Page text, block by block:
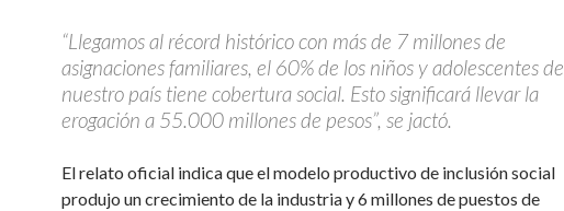
“Llegamos al récord histórico con más de 7 millones de
asignaciones familiares, el 60% de los niños y adolescentes de
nuestro país tiene cobertura social. Esto significará llevar la
erogación a 55.000 millones de pesos”, se jactó.
El relato oficial indica que el modelo productivo de inclusión social
produjo un crecimiento de la industria y 6 millones de puestos de